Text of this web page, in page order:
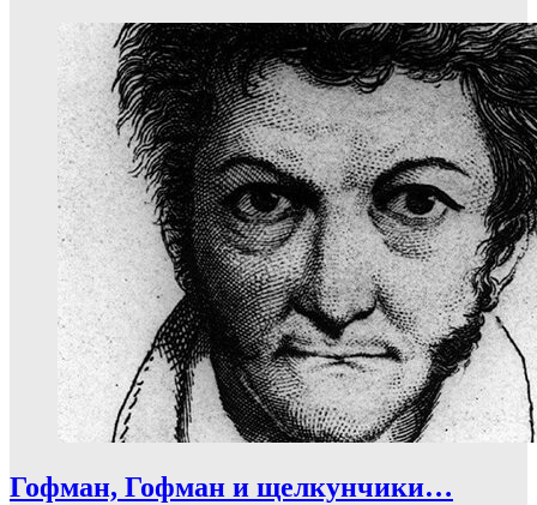
Гофман, Гофман и щелкунчики…